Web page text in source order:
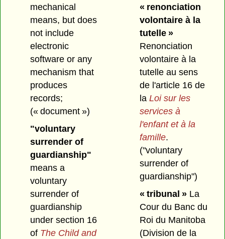
mechanical
means, but does
not include
electronic
software or any
mechanism that
produces
records;
(« document »)
"voluntary
surrender of
guardianship"
means a
voluntary
surrender of
guardianship
under section 16
of The Child and
« renonciation
volontaire à la
tutelle »
Renonciation
volontaire à la
tutelle au sens
de l'article 16 de
la Loi sur les
services à
l'enfant et à la
famille.
("voluntary
surrender of
guardianship")
« tribunal »La
Cour du Banc du
Roi du Manitoba
(Division de la